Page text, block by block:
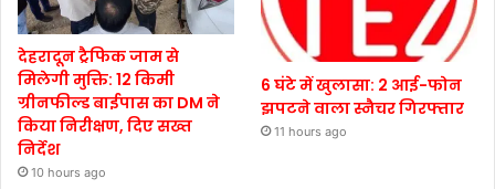
देहरादून ट्रैफिक जाम से
मिलेगी मुक्ति: 12 किमी
ग्रीनफील्ड बाईपास का DM ने
किया निरीक्षण, दिए सख्त
निर्देश
10 hours ago
6 घंटे में खुलासा: 2 आई-फोन
झपटने वाला स्नैचर गिरफ्तार
11 hours ago